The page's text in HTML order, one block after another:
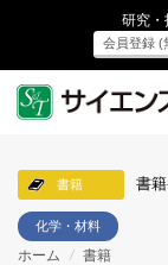
研究・
会員登録 (
書籍 書
化学・材料
ホーム / 書籍